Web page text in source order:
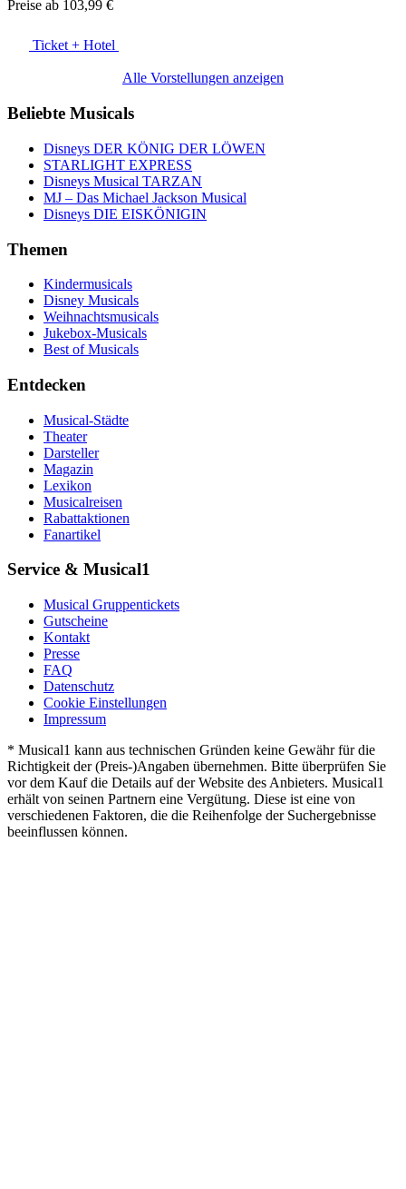
Preise ab 103,99 €
Ticket + Hotel
Alle Vorstellungen anzeigen
Beliebte Musicals
Disneys DER KÖNIG DER LÖWEN
STARLIGHT EXPRESS
Disneys Musical TARZAN
MJ – Das Michael Jackson Musical
Disneys DIE EISKÖNIGIN
Themen
Kindermusicals
Disney Musicals
Weihnachtsmusicals
Jukebox-Musicals
Best of Musicals
Entdecken
Musical-Städte
Theater
Darsteller
Magazin
Lexikon
Musicalreisen
Rabattaktionen
Fanartikel
Service & Musical1
Musical Gruppentickets
Gutscheine
Kontakt
Presse
FAQ
Datenschutz
Cookie Einstellungen
Impressum
* Musical1 kann aus technischen Gründen keine Gewähr für die
Richtigkeit der (Preis-)Angaben übernehmen. Bitte überprüfen Sie
vor dem Kauf die Details auf der Website des Anbieters. Musical1
erhält von seinen Partnern eine Vergütung. Diese ist eine von
verschiedenen Faktoren, die die Reihenfolge der Suchergebnisse
beeinflussen können.